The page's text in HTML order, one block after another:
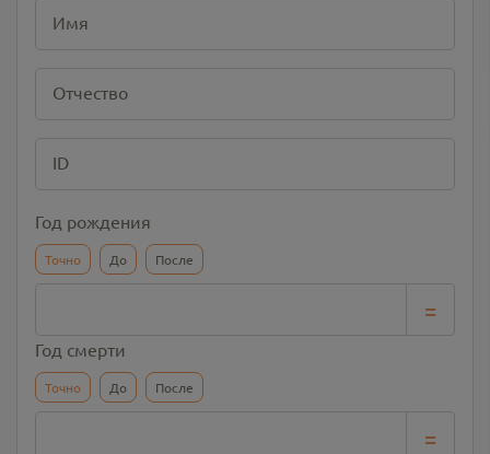
Имя
Отчество
ID
Год рождения
Точно До После
=
Год смерти
Точно До После
=